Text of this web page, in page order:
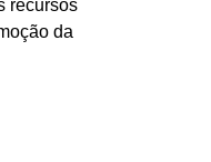
recursos
da